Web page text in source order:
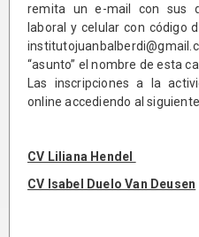
remita un e-mail con sus
laboral y celular con código
“asunto” el nombre de esta
Las inscripciones a la
online accediendo al siguiente
CV Liliana Hendel
CV Isabel Duelo Van Deusen